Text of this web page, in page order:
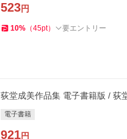
523円
10% （45pt） 要エントリー
荻堂成美作品集 電子書籍版 / 荻
電子書籍
921円